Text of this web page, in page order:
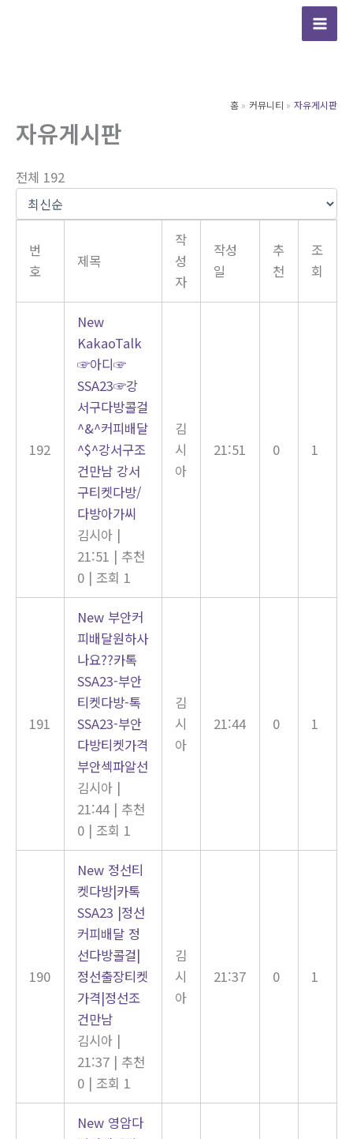
홈 커뮤니티 자유게시판
자유게시판
전체 192
번
호
제목
작
성
자
작성
일
추
천
조
회
192
New
KakaoTalk
☞아디☞
SSA23☞강
서구다방콜걸
^&^커피배달
^$^강서구조
건만남 강서
구티켓다방/
다방아가씨
김시아 |
21:51 | 추천
0 | 조회 1
김
시
아
21:51 0 1
191
New 부안커
피배달원하사
나요??카톡
SSA23-부안
티켓다방-톡
SSA23-부안
다방티켓가격
부안섹파알선
김시아 |
21:44 | 추천
0 | 조회 1
김
시
아
21:44 0 1
190
New 정선티
켓다방|카톡
SSA23 |정선
커피배달 정
선다방콜걸|
정선출장티켓
가격|정선조
건만남
김시아 |
21:37 | 추천
0 | 조회 1
김
시
아
21:37 0 1
New 영암다